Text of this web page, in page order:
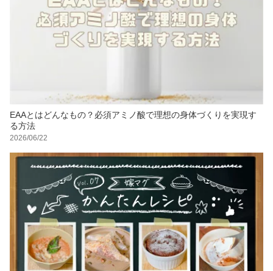
EAAとはどんなもの？必須アミノ酸で理想の身体づくりを実現す
る方法
2026/06/22